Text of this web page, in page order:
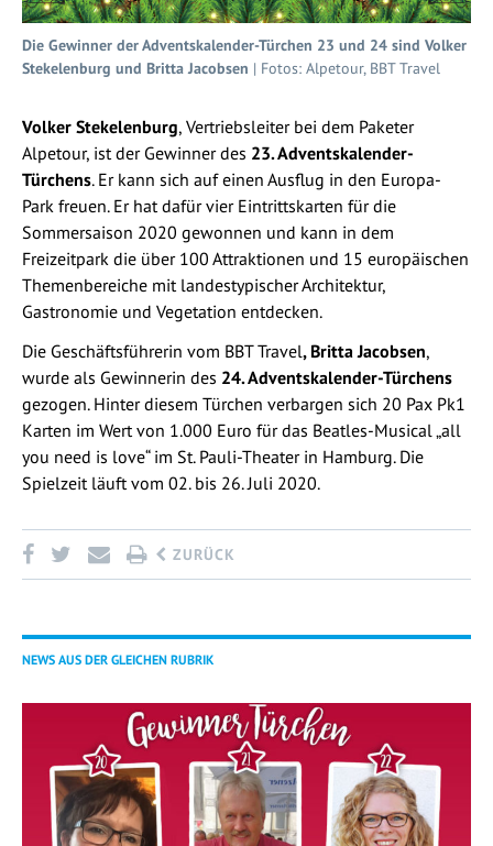
Die Gewinner der Adventskalender-Türchen 23 und 24 sind Volker
Stekelenburg und Britta Jacobsen | Fotos: Alpetour, BBT Travel
Volker Stekelenburg, Vertriebsleiter bei dem Paketer
Alpetour, ist der Gewinner des 23. Adventskalender-
Türchens. Er kann sich auf einen Ausflug in den Europa-
Park freuen. Er hat dafür vier Eintrittskarten für die
Sommersaison 2020 gewonnen und kann in dem
Freizeitpark die über 100 Attraktionen und 15 europäischen
Themenbereiche mit landestypischer Architektur,
Gastronomie und Vegetation entdecken.
Die Geschäftsführerin vom BBT Travel, Britta Jacobsen,
wurde als Gewinnerin des 24. Adventskalender-Türchens
gezogen. Hinter diesem Türchen verbargen sich 20 Pax Pk1
Karten im Wert von 1.000 Euro für das Beatles-Musical „all
you need is love“ im St. Pauli-Theater in Hamburg. Die
Spielzeit läuft vom 02. bis 26. Juli 2020.
ZURÜCK
NEWS AUS DER GLEICHEN RUBRIK